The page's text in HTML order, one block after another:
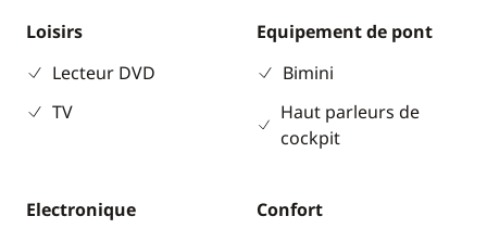
Loisirs
Lecteur DVD
TV
Equipement de pont
Bimini
Haut parleurs de
cockpit
Electronique
Confort